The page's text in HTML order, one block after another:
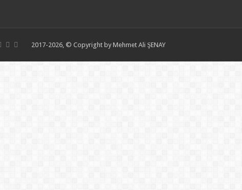
2017-2026, © Copyright by Mehmet Ali ŞENAY